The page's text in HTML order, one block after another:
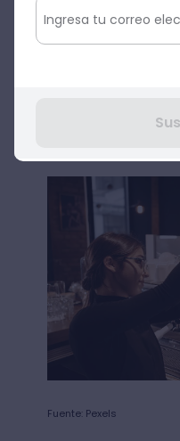
será el flujo de
la configuración
Fuente: Pexels